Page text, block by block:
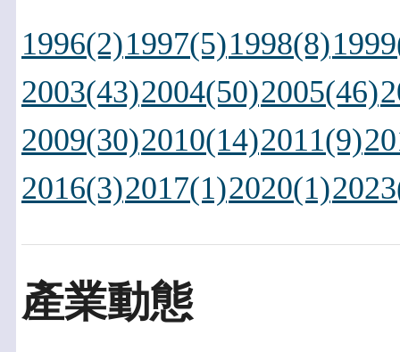
1996(2)1997(5)1998(8)
2003(43)2004(50)2005(46)
2009(30)2010(14)2011(9)
2016(3)2017(1)2020(1)
產業動態